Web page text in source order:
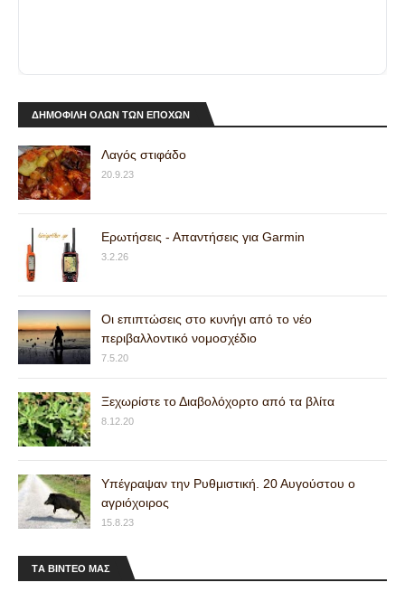
ΔΗΜΟΦΙΛΗ ΟΛΩΝ ΤΩΝ ΕΠΟΧΩΝ
Λαγός στιφάδο
20.9.23
Ερωτήσεις - Απαντήσεις για Garmin
3.2.26
Οι επιπτώσεις στο κυνήγι από το νέο
περιβαλλοντικό νομοσχέδιο
7.5.20
Ξεχωρίστε το Διαβολόχορτο από τα βλίτα
8.12.20
Υπέγραψαν την Ρυθμιστική. 20 Αυγούστου ο
αγριόχοιρος
15.8.23
ΤA ΒΙΝΤΕΟ MAΣ